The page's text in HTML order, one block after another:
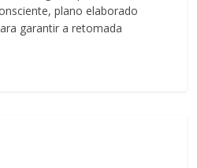
plano elaborado
garantir a retomada